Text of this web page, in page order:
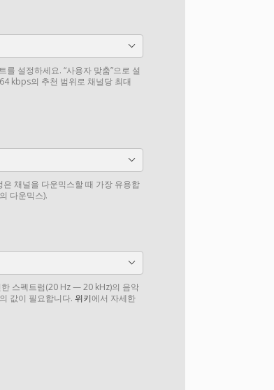
설정하세요. “사용자 맞춤”으로 설
kbps의 추천 범위로 채널당 최대
채널을 다운믹스할 때 가장 유용합
다운믹스).
스펙트럼(20 Hz — 20 kHz)의 음악
값이 필요합니다. 위키에서 자세한